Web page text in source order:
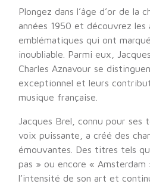
Plongez dans l’âge d’or de la
années 1950 et découvrez les
emblématiques qui ont
inoubliable. Parmi eux,
Charles Aznavour se
exceptionnel et leurs
musique française.
Jacques Brel, connu pour
voix puissante, a créé des
émouvantes. Des titres tels
pas » ou encore «
l’intensité de son art et